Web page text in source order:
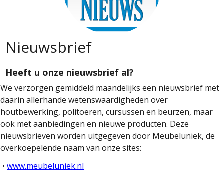
Nieuwsbrief
Heeft u onze nieuwsbrief al?
We verzorgen gemiddeld maandelijks een nieuwsbrief met
daarin allerhande wetenswaardigheden over
houtbewerking, politoeren, cursussen en beurzen, maar
ook met aanbiedingen en nieuwe producten. Deze
nieuwsbrieven worden uitgegeven door Meubeluniek, de
overkoepelende naam van onze sites:
• www.meubeluniek.nl